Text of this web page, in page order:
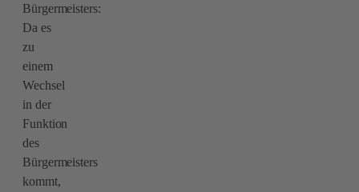
Bürgermeisters:
Da es
zu
einem
Wechsel
in der
Funktion
des
Bürgermeisters
kommt,